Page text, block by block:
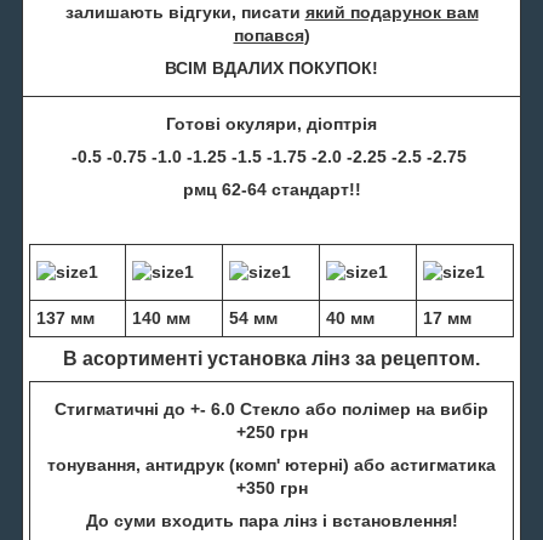
залишають відгуки, писати який подарунок вам
попався)
ВСІМ ВДАЛИХ ПОКУПОК!
Готові окуляри, діоптрія
-0.5 -0.75 -1.0 -1.25 -1.5 -1.75 -2.0 -2.25 -2.5 -2.75
рмц 62-64 стандарт!!
137 мм 140 мм 54 мм 40 мм 17 мм
В асортименті установка лінз за рецептом.
Стигматичні до +- 6.0 Стекло або полімер на вибір
+250 грн
тонування, антидрук (комп' ютерні) або астигматика
+350 грн
До суми входить пара лінз і встановлення!